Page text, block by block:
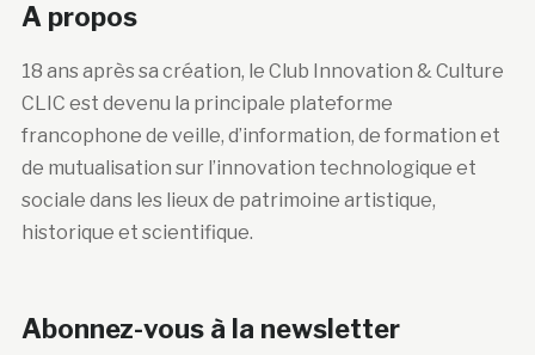
A propos
18 ans après sa création, le Club Innovation & Culture
CLIC est devenu la principale plateforme
francophone de veille, d’information, de formation et
de mutualisation sur l’innovation technologique et
sociale dans les lieux de patrimoine artistique,
historique et scientifique.
Abonnez-vous à la newsletter